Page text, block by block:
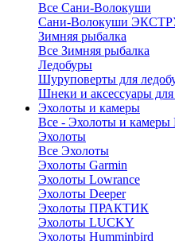
Все Сани-Волокуши
Сани-Волокуши
Зимняя рыбалка
Все Зимняя рыбалка
Ледобуры
Шуруповерты для
Шнеки и аксессуары для
Эхолоты и камеры
Все - Эхолоты и камеры
Эхолоты
Все Эхолоты
Эхолоты Garmin
Эхолоты Lowrance
Эхолоты Deeper
Эхолоты ПРАКТИК
Эхолоты LUCKY
Эхолоты Humminbird